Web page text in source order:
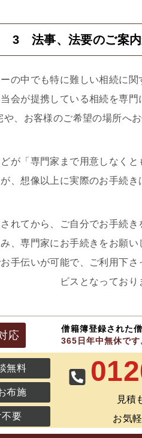
3 法事、法要のご案内
の中でも特に難しい相続に
会が提携している相続を専
や、お客様のご希望の場所へ
が「専門家まで用意しなく
が、想像以上に実際のお手続き
れてから、ご自分でお手続
、専門家にお手続きをお願
手伝いが可能で、ご利用下
ビスとなっており
応
僧籍簿登録された
365日年中無休です
無料
布施
要
見積
お気